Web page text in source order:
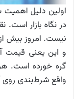
در نگاه بازار است.
نیست. امروز بیش
و این یعنی قیمت
گره خورده است. هر
واقع شرط‌بندی روی